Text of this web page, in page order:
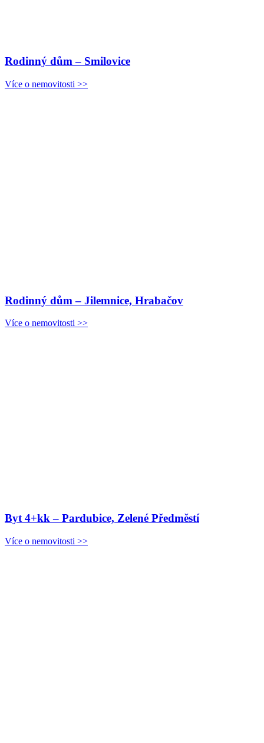
Rodinný dům – Smilovice
Více o nemovitosti >>
Rodinný dům – Jilemnice, Hrabačov
Více o nemovitosti >>
Byt 4+kk – Pardubice, Zelené Předměstí
Více o nemovitosti >>